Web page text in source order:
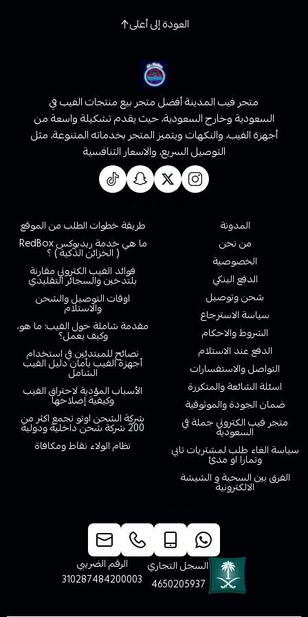
العودة إلى أعلى
متجر فيب المدينة أفضل متجر بيع منتجات الفيب في
السعودية وخارج السعودية، حيث يقدم تشكيلة واسعة من
أجهزة الفيب، والنكهات ويتميز المتجر بخدماته المتنوعة، مثل
التوصيل السريع، والاسعار التنافسية
المدونة
من نحن
الخصوصية
الدفع البنكي
شحن وتوصيل
سياسة الاسترجاع
الشروط والاحكام
الدفع عند الاستلام
التواصل والاستفسارات
اسئلة الشائعة والمتكررة
ضمان الجودة والموثوقية
متجر فيب الكتروني جملة في
السعودية
سياسة الغاء طلب لمشتريات تابي
وتمارا او مدئ
الفرق بين السحبة و الشيشة
الالكترونية
طريقة خطوات الطلب من الموقع
ما هي خدمة ريدبوكس RedBox
( الخزائن الذكية ) ؟
فوائد الفيب الكتروني مقارنة
بلتدخين والسجائر التقليدي
اوقات التوصيل والشحن
والاستلام
مقدمة شاملة حول الفيب: ما هو،
وكيف يعمل؟
نصائح للمبتدئين في استخدام
أجهزة الفيب بأمان دليل الفيب
الشامل
الأسباب المؤدية لاحتراق الفيب
وكيفية إصلاحها
شركة الشحن اوتو تجمع اكثر من
200 شركة شحن داخلية ودولية
نظام الولاء نقاط ومكافاة
السجل التجاري
4650205937
الرقم الضريبي
310287484200003